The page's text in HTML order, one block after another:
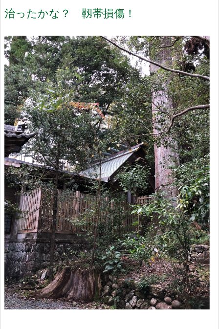
治ったかな？ 靱帯損傷！